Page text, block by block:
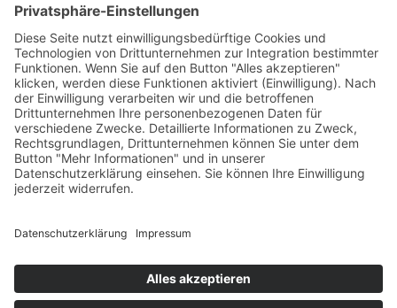
neuesten Entwicklungen rund um Arverio in Bayern
JOBANGEBOTE
DEIN WEG IST UNSER ZIEL.